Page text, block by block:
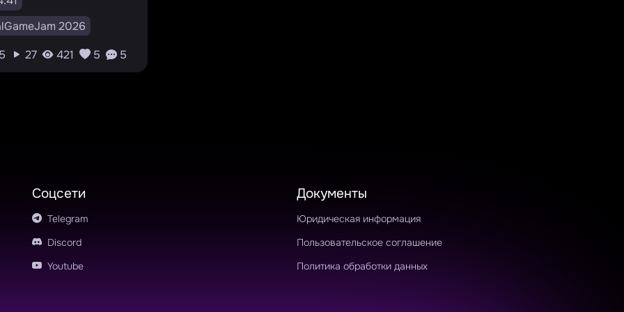
2026
Shooter
v0.0.1
RU
27 421 5 5
Соцсети
Telegram
Discord
Youtube
Документы
Юридическая информация
Пользовательское соглашение
Политика обработки данных